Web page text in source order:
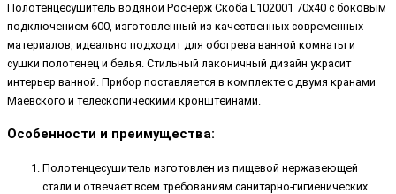
Полотенцесушитель водяной Роснерж Скоба L102001 70x40 с боковым
подключением 600, изготовленный из качественных современных
материалов, идеально подходит для обогрева ванной комнаты и
сушки полотенец и белья. Стильный лаконичный дизайн украсит
интерьер ванной. Прибор поставляется в комплекте с двумя кранами
Маевского и телескопическими кронштейнами.
Особенности и преимущества:
Полотенцесушитель изготовлен из пищевой нержавеющей
стали и отвечает всем требованиям санитарно-гигиенических